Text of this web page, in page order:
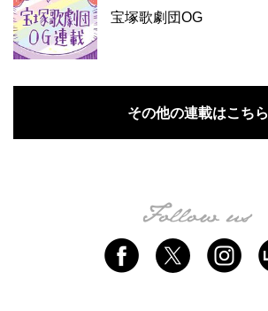
宝塚歌劇団OG
その他の連載はこちら